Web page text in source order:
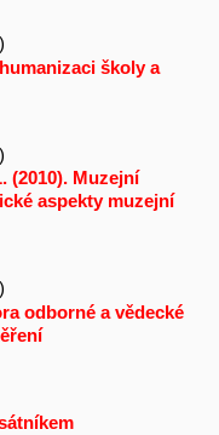
školy a
(2010). Muzejní
aspekty muzejní
odborné a vědecké